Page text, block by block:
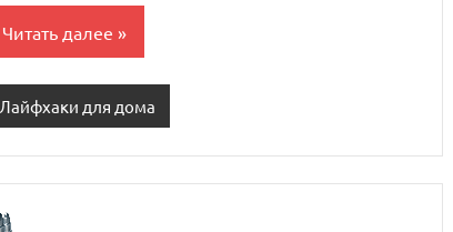
Читать далее
Лайфхаки для дома